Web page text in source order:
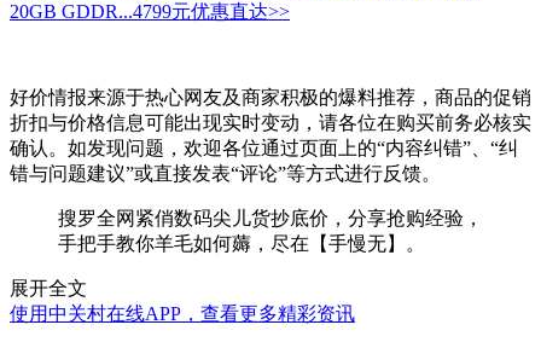
20GB GDDR...4799元优惠直达>>
好价情报来源于热心网友及商家积极的爆料推荐，商品的促销
折扣与价格信息可能出现实时变动，请各位在购买前务必核实
确认。如发现问题，欢迎各位通过页面上的“内容纠错”、“纠
错与问题建议”或直接发表“评论”等方式进行反馈。
搜罗全网紧俏数码尖儿货抄底价，分享抢购经验，
手把手教你羊毛如何薅，尽在【手慢无】。
展开全文
使用中关村在线APP，查看更多精彩资讯